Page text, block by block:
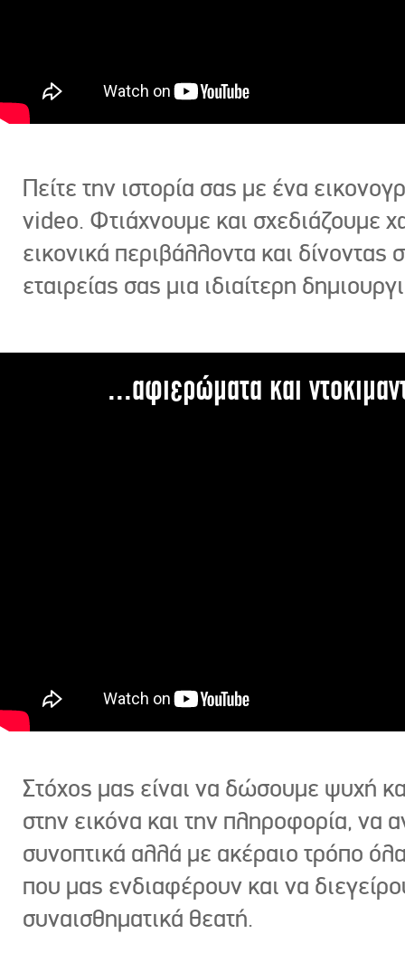
Πείτε την ιστορία σας με ένα
video. Φτιάχνουμε και σχεδιάζουμε
εικονικά περιβάλλοντα και δίνοντας
εταιρείας σας μια ιδιαίτερη
...αφιερώματα και
Στόχος μας είναι να δώσουμε ψυχή
στην εικόνα και την πληροφορία, να
συνοπτικά αλλά με ακέραιο τρόπο
που μας ενδιαφέρουν και να
συναισθηματικά θεατή.